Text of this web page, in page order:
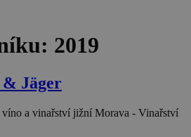
2019
Jäger